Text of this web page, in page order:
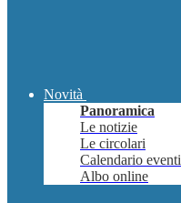
Novità
Panoramica
Le notizie
Le circolari
Calendario eventi
Albo online